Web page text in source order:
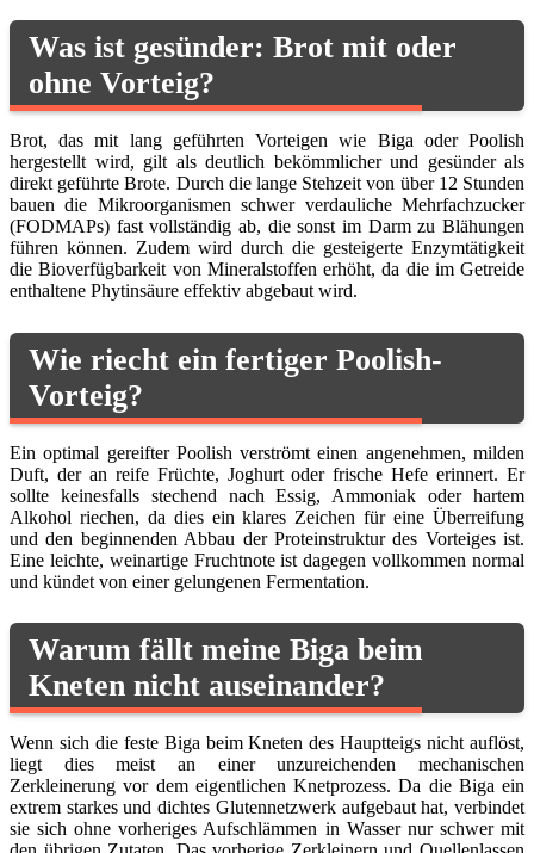
Was ist gesünder: Brot mit oder
ohne Vorteig?
Brot, das mit lang geführten Vorteigen wie Biga oder Poolish
hergestellt wird, gilt als deutlich bekömmlicher und gesünder als
direkt geführte Brote. Durch die lange Stehzeit von über 12 Stunden
bauen die Mikroorganismen schwer verdauliche Mehrfachzucker
(FODMAPs) fast vollständig ab, die sonst im Darm zu Blähungen
führen können. Zudem wird durch die gesteigerte Enzymtätigkeit
die Bioverfügbarkeit von Mineralstoffen erhöht, da die im Getreide
enthaltene Phytinsäure effektiv abgebaut wird.
Wie riecht ein fertiger Poolish-
Vorteig?
Ein optimal gereifter Poolish verströmt einen angenehmen, milden
Duft, der an reife Früchte, Joghurt oder frische Hefe erinnert. Er
sollte keinesfalls stechend nach Essig, Ammoniak oder hartem
Alkohol riechen, da dies ein klares Zeichen für eine Überreifung
und den beginnenden Abbau der Proteinstruktur des Vorteiges ist.
Eine leichte, weinartige Fruchtnote ist dagegen vollkommen normal
und kündet von einer gelungenen Fermentation.
Warum fällt meine Biga beim
Kneten nicht auseinander?
Wenn sich die feste Biga beim Kneten des Hauptteigs nicht auflöst,
liegt dies meist an einer unzureichenden mechanischen
Zerkleinerung vor dem eigentlichen Knetprozess. Da die Biga ein
extrem starkes und dichtes Glutennetzwerk aufgebaut hat, verbindet
sie sich ohne vorheriges Aufschlämmen in Wasser nur schwer mit